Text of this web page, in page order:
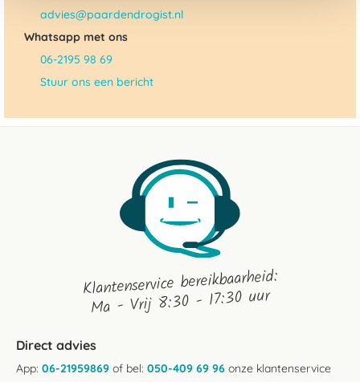
advies@paardendrogist.nl
Whatsapp met ons
06-2195 98 69
Stuur ons een bericht
Klantenservice bereikbaarheid:
Ma - Vrij 8:30 - 17:30 uur
Direct advies
App: 06-21959869 of bel: 050-409 69 96 onze klantenservice